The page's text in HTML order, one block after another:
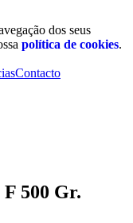
dos seus
política de cookies.
Contacto
500 Gr.